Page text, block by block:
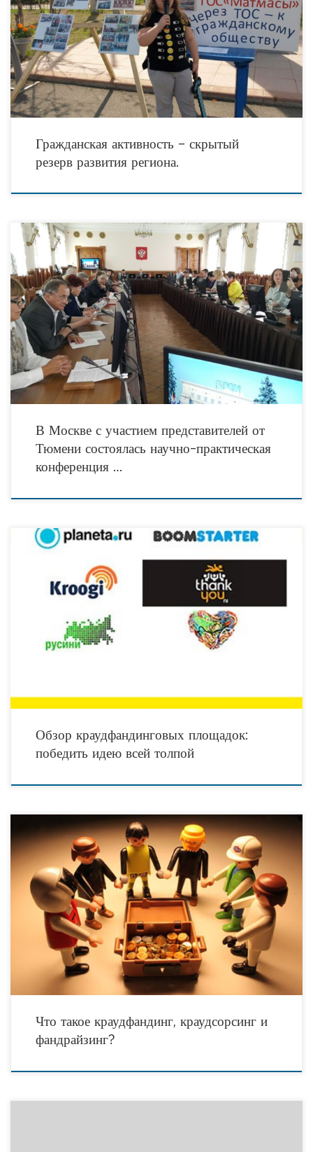
Развитие гражданской активности в местных сообществах и содействие
формированию институтов общественного самоуправления и самоорганизации
занимают важное место в списке задач стоящих перед Общественной палатой
Тюменской
Гражданская активность – скрытый
резерв развития региона.
9 июня в Российском государственном социальном университете при участии
делегаций из многих регионов состоялась научно-практическая конференция
по вопросам развития территориального общественного самоуправления
(ТОС). Организаторами конференции
В Москве с участием представителей от
Тюмени состоялась научно-практическая
конференция …
Где взять деньги на старт в бизнесе? Начинающему предпринимателю кредит в
банке не дадут, брать деньги у ростовщиков под бешенный процент тоже не
Обзор краудфандинговых площадок:
победить идею всей толпой
В последнее время в интернет-среде то и дело мелькают странные на первый
взгляд слова — «краудфандинг», «краудсорсинг» и «фандрайзинг».
Краудфандинг (англ. crowfunding) — это коллективное сотрудничество
Что такое краудфандинг, краудсорсинг и
фандрайзинг?